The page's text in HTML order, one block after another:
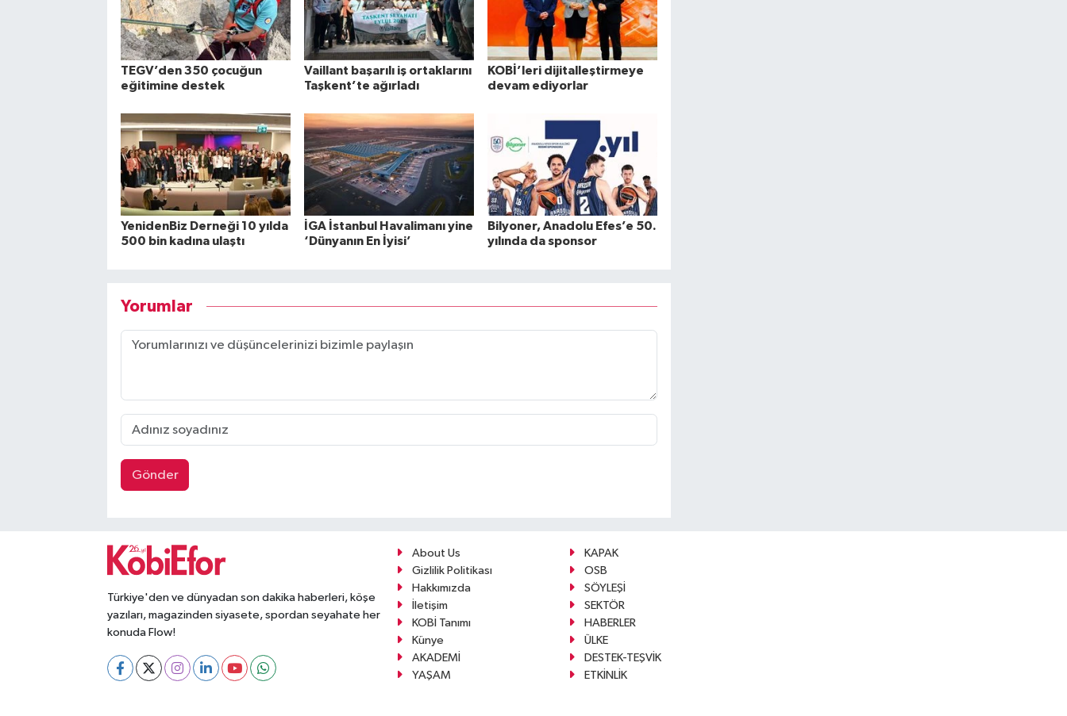
TEGV’den 350 çocuğun
eğitimine destek
Vaillant başarılı iş ortaklarını
Taşkent’te ağırladı
KOBİ’leri dijitalleştirmeye
devam ediyorlar
YenidenBiz Derneği 10 yılda
500 bin kadına ulaştı
İGA İstanbul Havalimanı yine
‘Dünyanın En İyisi’
Bilyoner, Anadolu Efes’e 50.
yılında da sponsor
Yorumlar
Gönder
Türkiye'den ve dünyadan son dakika haberleri, köşe
yazıları, magazinden siyasete, spordan seyahate her
konuda Flow!
About Us
KAPAK
Gizlilik Politikası
OSB
Hakkımızda
SÖYLEŞİ
İletişim
SEKTÖR
KOBİ Tanımı
HABERLER
Künye
ÜLKE
AKADEMİ
DESTEK-TEŞVİK
YAŞAM
ETKİNLİK